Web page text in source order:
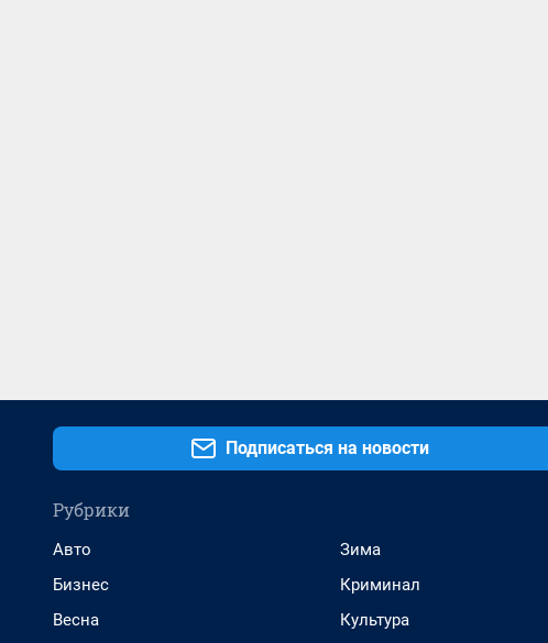
Подписаться на новости
Рубрики
Авто
Бизнес
Весна
Зима
Криминал
Культура